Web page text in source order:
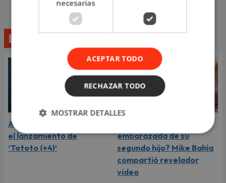
Lo último
Aria Vega conquista con
el lanzamiento de
‘Tototo (+4)’
embarazada de su
segundo hijo? Mike Bahía
compartió revelador
video
necesarias
ACEPTAR TODO
RECHAZAR TODO
MOSTRAR DETALLES